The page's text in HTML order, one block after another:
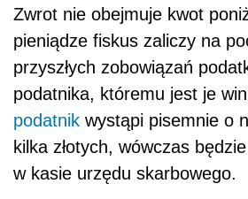
Zwrot nie obejmuje kwot
pieniądze fiskus zaliczy na
przyszłych zobowiązań
podatnika, któremu jest je
podatnik wystąpi pisemnie o
kilka złotych, wówczas
w kasie urzędu skarbowego.